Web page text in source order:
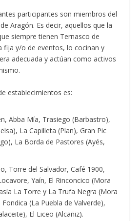
participantes son miembros del
Aragón. Es decir, aquellos que la
siempre tienen Ternasco de
fija y/o de eventos, lo cocinan y
adecuada y actúan como activos
establecimientos es:
Abba Mía, Trasiego (Barbastro),
La Capilleta (Plan), Gran Pic
La Borda de Pastores (Ayés,
Torre del Salvador, Café 1900,
Yaín, El Rinconcico (Mora
La Torre y La Trufa Negra (Mora
(La Puebla de Valverde),
El Liceo (Alcañiz).